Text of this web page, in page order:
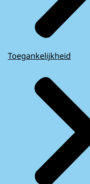
Toegankelijkheid